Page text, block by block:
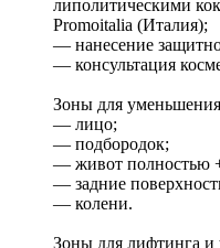
липолитическими
Promoitalia (Италия);
— нанесение
— консультация
Зоны для
— лицо;
— подбородок;
— живот полностью
— задние
— колени.
Зоны для лифтинга и